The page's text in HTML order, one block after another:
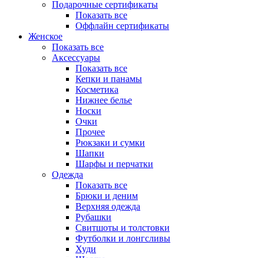
Подарочные сертификаты
Показать все
Оффлайн сертификаты
Женское
Показать все
Аксессуары
Показать все
Кепки и панамы
Косметика
Нижнее белье
Носки
Очки
Прочее
Рюкзаки и сумки
Шапки
Шарфы и перчатки
Одежда
Показать все
Брюки и деним
Верхняя одежда
Рубашки
Свитшоты и толстовки
Футболки и лонгсливы
Худи